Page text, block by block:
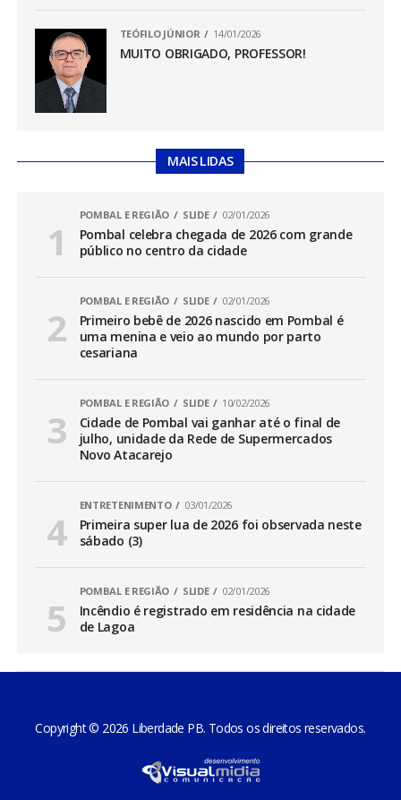
TEÓFILO JÚNIOR 14/01/2026
MUITO OBRIGADO, PROFESSOR!
MAIS LIDAS
POMBAL E REGIÃO SLIDE 02/01/2026
Pombal celebra chegada de 2026 com grande
público no centro da cidade
POMBAL E REGIÃO SLIDE 02/01/2026
Primeiro bebê de 2026 nascido em Pombal é
uma menina e veio ao mundo por parto
cesariana
POMBAL E REGIÃO SLIDE 10/02/2026
Cidade de Pombal vai ganhar até o final de
julho, unidade da Rede de Supermercados
Novo Atacarejo
ENTRETENIMENTO 03/01/2026
Primeira super lua de 2026 foi observada neste
sábado (3)
POMBAL E REGIÃO SLIDE 02/01/2026
Incêndio é registrado em residência na cidade
de Lagoa
Copyright © 2026 Liberdade PB. Todos os direitos reservados.